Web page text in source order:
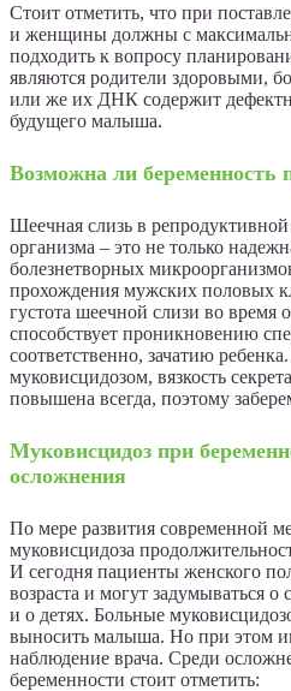
Стоит отметить, что при
и женщины должны с
подходить к вопросу
являются родители здоровыми,
или же их ДНК содержит
будущего малыша.
Возможна ли беременность
Шеечная слизь в
организма – это не только
болезнетворных
прохождения мужских половых
густота шеечной слизи во время
способствует проникновению
соответственно, зачатию
муковисцидозом, вязкость
повышена всегда, поэтому
Муковисцидоз при
осложнения
По мере развития современной
муковисцидоза
И сегодня пациенты женского
возраста и могут задумываться о
и о детях. Больные
выносить малыша. Но при этом
наблюдение врача. Среди
беременности стоит отметить: